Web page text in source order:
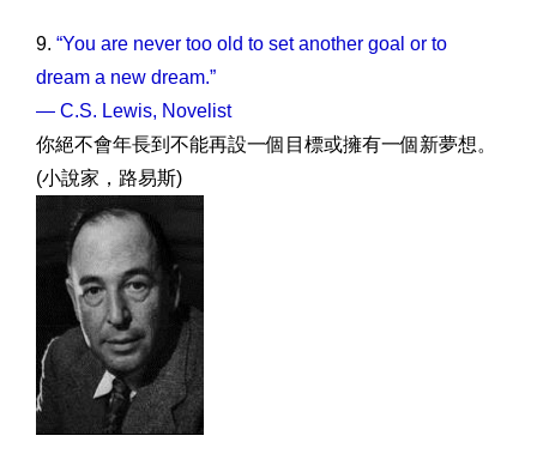
9. “You are never too old to set another goal or to
dream a new dream.”
— C.S. Lewis, Novelist
你絕不會年長到不能再設一個目標或擁有一個新夢想。
(小說家，路易斯)